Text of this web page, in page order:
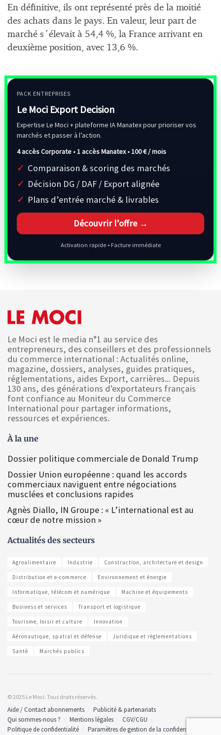
En définitive, ils ont représenté près de la moitié
des achats dans le pays. En valeur, leur part de
marché s´élevait à 54,4 %, la France arrivant en
deuxième position, avec 13,6 %.
PACK ENTREPRISES
Le Moci Export Decision
Expertise Le Moci + plateforme IA Manatex pour prioriser vos
marchés et passer à l’action.
4 accès Corporate • 1 accès Manatex •100 € / mois
Comparaison & scoring des marchés
Décision DG / DAF / Export alignée
Plans d’entrée marché & livrables
Découvrir l’offre →
Activation rapide • Facture immédiate
Le Moci est le media n°1 au service des
entrepreneurs, des conseillers et des professionnels
du commerce international : Actualités online,
magazine, dossiers, analyses, guides pratiques,
réglementations, aides Export, carrières... Depuis
130 ans, des générations d'exportateurs français
font confiance au Moniteur du Commerce
International pour partager informations,
ressources et expériences.
À la une
Dossier politique commerciale de Donald Trump
Dossier Union européenne : quand les accords
commerciaux naviguent entre négociations
musclées et conclusions rapides
Agnès Diallo, IN Groupe : « L’international est au
cœur de notre mission »
Actualités des secteurs
Agroalimentaire Industrie Construction, architecture et design
Distribution et e-commerce Environnement et énergie
Informatique, télécom et numérique Machine et équipements
Business et services Transport et logistique
Tourisme, loisir et culture Innovation
Aéronautique, spatial et défense Juridique et règlementations
Santé Marchés publics
© 2025 Le Moci. Tous droits réservés.
Aide / Contact abonnements
Publicité & partenariats
Qui sommes-nous ?
Mentions légales
CGV/CGU
Politique de confidentialité
Paramètres de gestion de la confidentialité